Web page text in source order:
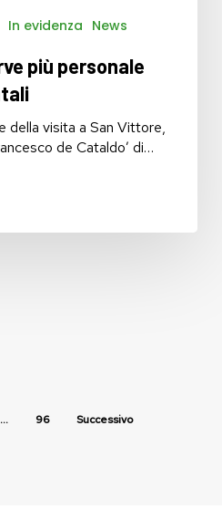
In evidenza News
più personale
della visita a San Vittore,
de Cataldo’ di…
… 96 Successivo